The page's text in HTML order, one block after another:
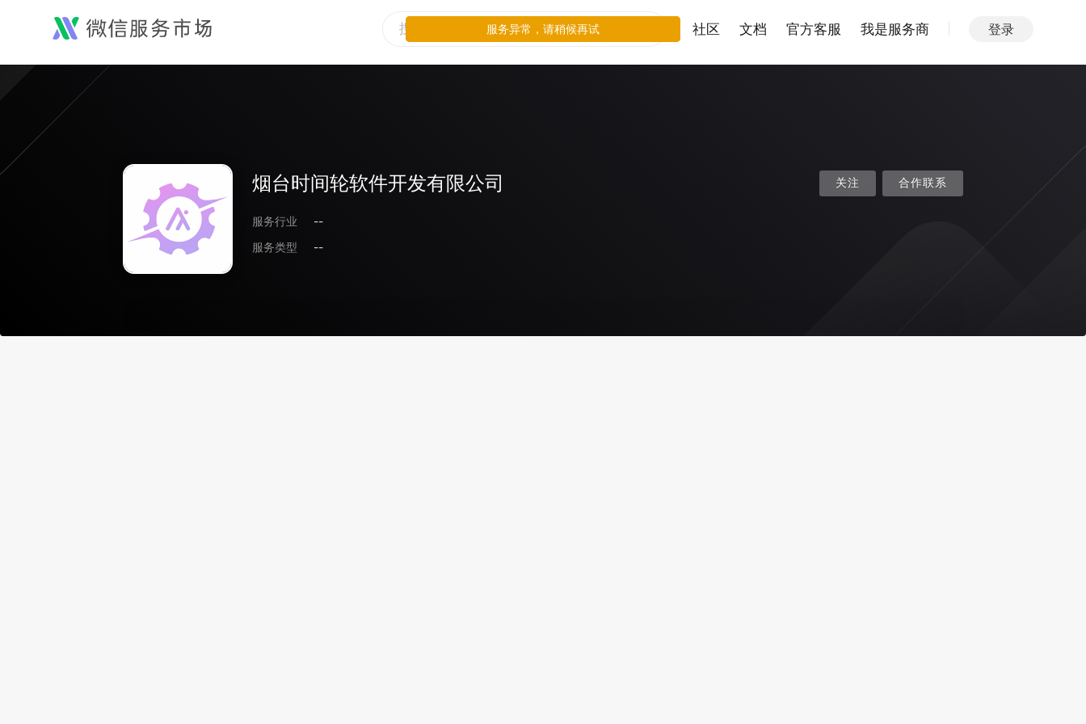
社区 文档 官方客服 我是服务商 登录
烟台时间轮软件开发有限公司
服务行业
--
服务类型
--
关注 合作联系
服务异常，请稍候再试